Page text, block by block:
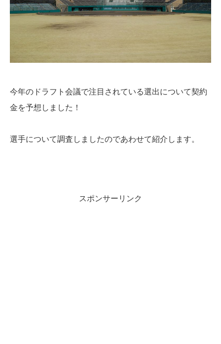
今年のドラフト会議で注目されている選出について契約
金を予想しました！
選手について調査しましたのであわせて紹介します。
スポンサーリンク